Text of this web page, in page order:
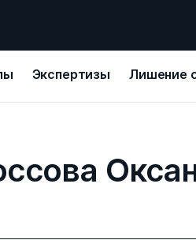
Экспертизы Лишение